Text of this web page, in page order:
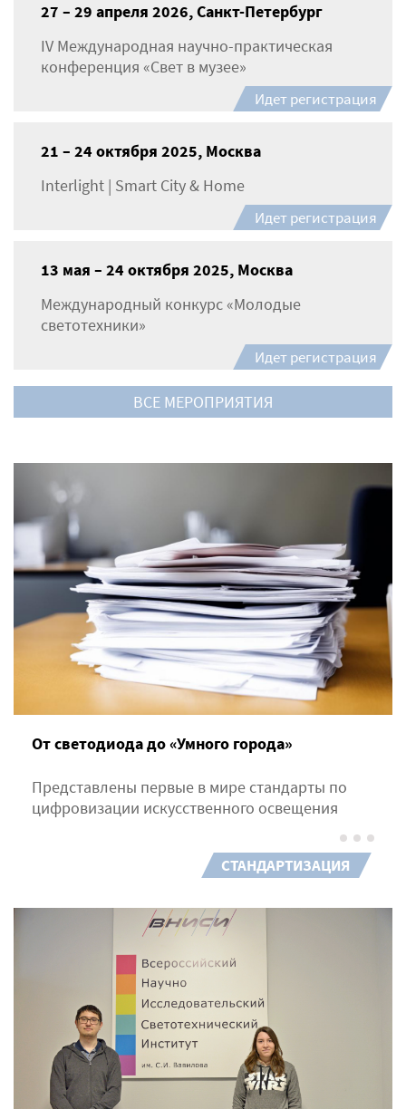
От светодиода до «Умного города»
Представлены первые в мире стандарты по
цифровизации искусственного освещения
СТАНДАРТИЗАЦИЯ
27 – 29 апреля 2026, Санкт-Петербург
IV Международная научно-практическая
конференция «Свет в музее»
Идет регистрация
21 – 24 октября 2025, Москва
Interlight | Smart City & Home
Идет регистрация
13 мая – 24 октября 2025, Москва
Международный конкурс «Молодые
светотехники»
Идет регистрация
ВСЕ МЕРОПРИЯТИЯ